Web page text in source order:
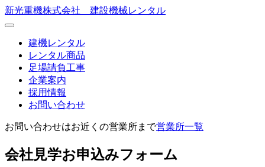
新光重機株式会社 建設機械レンタル
建機レンタル
レンタル商品
足場請負工事
企業案内
採用情報
お問い合わせ
お問い合わせはお近くの営業所まで営業所一覧
会社見学お申込みフォーム